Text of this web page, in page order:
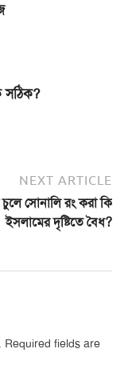
সঠিক?
NEXT ARTICLE
চুলে সোনালি রং করা কি
ইসলামের দৃষ্টিতে বৈধ?
Required fields are